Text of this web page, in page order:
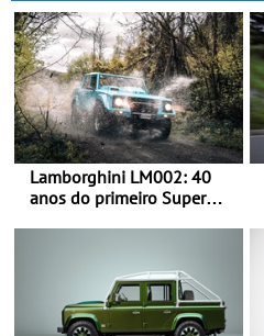
Lamborghini LM002: 40
anos do primeiro Super
terreno com motor V12 que
abriu caminho para a
família Urus